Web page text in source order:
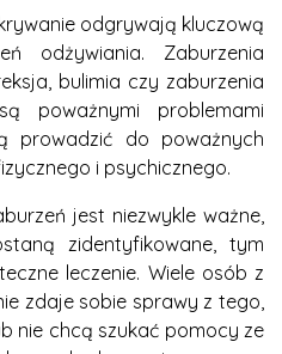
odgrywają kluczową
odżywiania. Zaburzenia
bulimia czy zaburzenia
poważnymi problemami
prowadzić do poważnych
i psychicznego.
jest niezwykle ważne,
zidentyfikowane, tym
leczenie. Wiele osób z
zdaje sobie sprawy z tego,
nie chcą szukać pomocy ze